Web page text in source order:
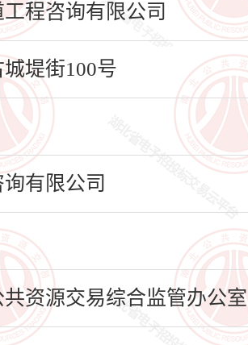
程咨询有限公司
堤街100号
有限公司
资源交易综合监管办公室